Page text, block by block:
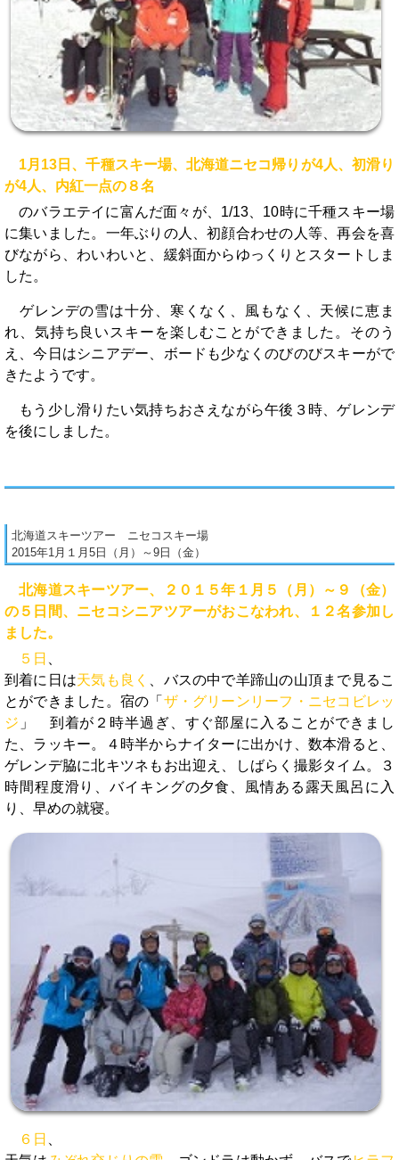
1月13日、千種スキー場、北海道ニセコ帰りが4人、初滑り
が4人、内紅一点の８名
のバラエテイに富んだ面々が、1/13、10時に千種スキー場
に集いました。一年ぶりの人、初顔合わせの人等、再会を喜
びながら、わいわいと、緩斜面からゆっくりとスタートしま
した。
ゲレンデの雪は十分、寒くなく、風もなく、天候に恵ま
れ、気持ち良いスキーを楽しむことができました。そのう
え、今日はシニアデー、ボードも少なくのびのびスキーがで
きたようです。
もう少し滑りたい気持ちおさえながら午後３時、ゲレンデ
を後にしました。
北海道スキーツアー ニセコスキー場
2015年1月１月5日（月）～9日（金）
北海道スキーツアー、２０１５年１月５（月）～９（金）
の５日間、ニセコシニアツアーがおこなわれ、１２名参加し
ました。
５日
到着に日は天気も良く
、バスの中で羊蹄山の山頂まで見るこ
とができました。宿の「 ザ・グリーンリーフ・ニセコビレッ
ジ 」 到着が２時半過ぎ、すぐ部屋に入ることができまし
た、ラッキー。４時半からナイターに出かけ、数本滑ると、
ゲレンデ脇に北キツネもお出迎え、しばらく撮影タイム。３
時間程度滑り、バイキングの夕食、風情ある露天風呂に入
り、早めの就寝。
６日